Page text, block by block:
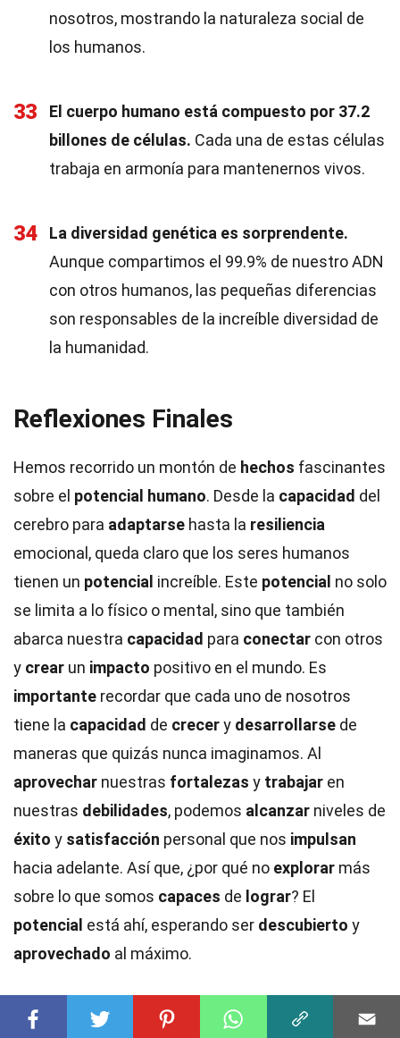
nosotros, mostrando la naturaleza social de
los humanos.
33
El cuerpo humano está compuesto por 37.2
billones de células. Cada una de estas células
trabaja en armonía para mantenernos vivos.
34
La diversidad genética es sorprendente.
Aunque compartimos el 99.9% de nuestro ADN
con otros humanos, las pequeñas diferencias
son responsables de la increíble diversidad de
la humanidad.
Reflexiones Finales
Hemos recorrido un montón de hechos fascinantes
sobre el potencial humano. Desde la capacidad del
cerebro para adaptarse hasta la resiliencia
emocional, queda claro que los seres humanos
tienen un potencial increíble. Este potencial no solo
se limita a lo físico o mental, sino que también
abarca nuestra capacidad para conectar con otros
y crear un impacto positivo en el mundo. Es
importante recordar que cada uno de nosotros
tiene la capacidad de crecery desarrollarse de
maneras que quizás nunca imaginamos. Al
aprovechar nuestras fortalezas y trabajar en
nuestras debilidades, podemos alcanzar niveles de
éxito y satisfacción personal que nos impulsan
hacia adelante. Así que, ¿por qué no explorar más
sobre lo que somos capaces de lograr? El
potencial está ahí, esperando ser descubierto y
aprovechado al máximo.